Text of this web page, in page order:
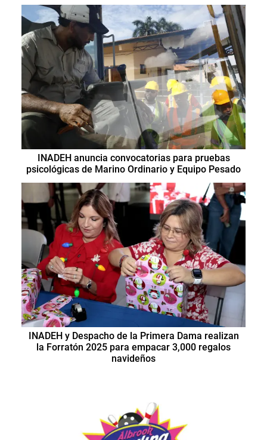
INADEH anuncia convocatorias para pruebas
psicológicas de Marino Ordinario y Equipo Pesado
INADEH y Despacho de la Primera Dama realizan
la Forratón 2025 para empacar 3,000 regalos
navideños